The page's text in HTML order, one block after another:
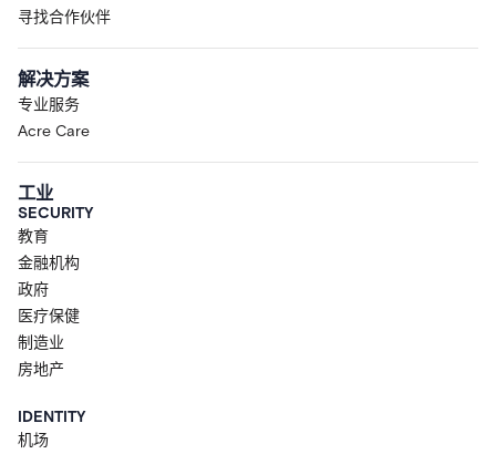
寻找合作伙伴
解决方案
专业服务
Acre Care
工业
SECURITY
教育
金融机构
政府
医疗保健
制造业
房地产
IDENTITY
机场